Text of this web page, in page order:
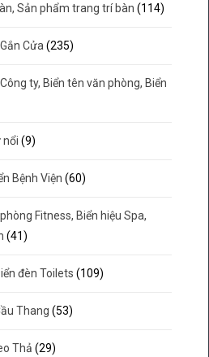
Sản phẩm trang trí bàn (114)
Cửa (235)
ty, Biển tên văn phòng, Biển
nổi (9)
Bệnh Viện (60)
Fitness, Biển hiệu Spa,
(41)
đèn Toilets (109)
Thang (53)
Thả (29)